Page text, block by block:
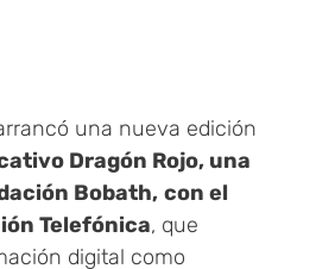
una nueva edición
Dragón Rojo, una
Bobath, con el
Telefónica, que
digital como